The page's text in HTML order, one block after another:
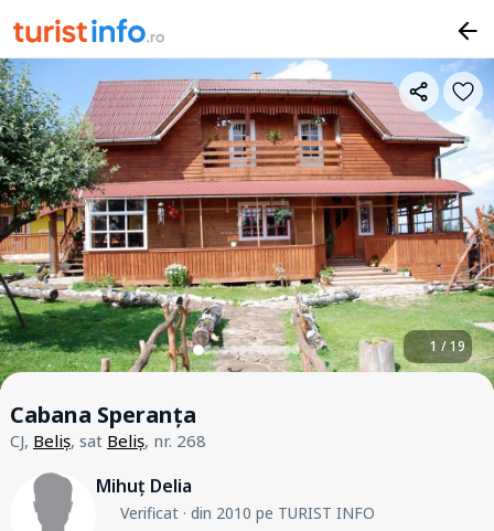
1 / 19
Cabana Speranța
CJ, Beliș, sat Beliș, nr. 268
Mihuț Delia
Verificat· din 2010 pe TURIST INFO